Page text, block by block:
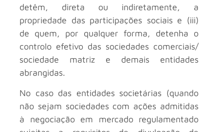
detêm, direta ou indiretamente, a
propriedade das participações sociais e (iii)
de quem, por qualquer forma, detenha o
controlo efetivo das sociedades comerciais/
sociedade matriz e demais entidades
abrangidas.
No caso das entidades societárias (quando
não sejam sociedades com ações admitidas
à negociação em mercado regulamentado